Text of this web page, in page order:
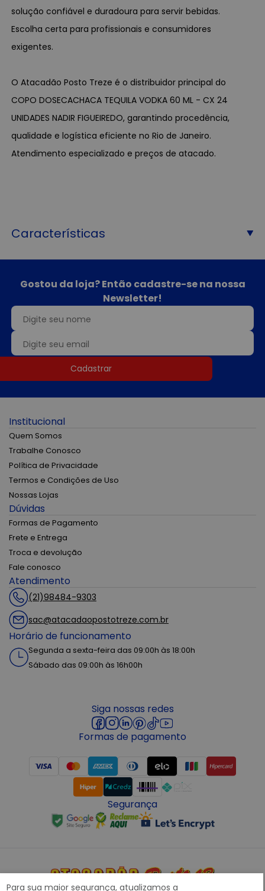
Para sua maior segurança, atualizamos a
solução confiável e duradoura para servir bebidas.
Escolha certa para profissionais e consumidores
exigentes.
O Atacadão Posto Treze é o distribuidor principal do
COPO DOSECACHACA TEQUILA VODKA 60 ML - CX 24
UNIDADES NADIR FIGUEIREDO, garantindo procedência,
qualidade e logística eficiente no Rio de Janeiro.
Atendimento especializado e preços de atacado.
Características
Gostou da loja? Então cadastre-se na nossa
Newsletter!
Cadastrar
Institucional
Quem Somos
Trabalhe Conosco
Política de Privacidade
Termos e Condições de Uso
Nossas Lojas
Dúvidas
Formas de Pagamento
Frete e Entrega
Troca e devolução
Fale conosco
Atendimento
(21)98484-9303
sac@atacadaopostotreze.com.br
Horário de funcionamento
Segunda a sexta-feira das 09:00h às 18:00h
Sábado das 09:00h às 16h00h
Siga nossas redes
Formas de pagamento
Segurança